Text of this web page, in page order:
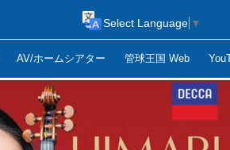
AV/ホームシアター 管球王国 Web
Select Language ▼